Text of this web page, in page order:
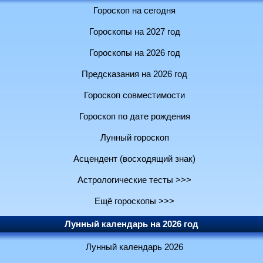
Гороскоп на сегодня
Гороскопы на 2027 год
Гороскопы на 2026 год
Предсказания на 2026 год
Гороскоп совместимости
Гороскоп по дате рождения
Лунный гороскоп
Асцендент (восходящий знак)
Астрологические тесты >>>
Ещё гороскопы >>>
Лунный календарь на 2026 год
Лунный календарь 2026